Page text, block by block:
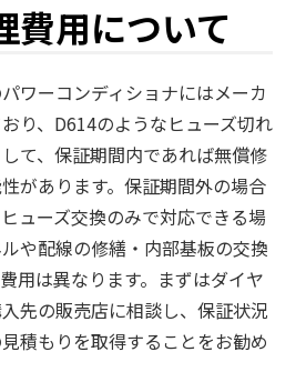
費用について
ワーコンディショナにはメーカ
り、D614のようなヒューズ切れ
て、保証期間内であれば無償修
があります。保証期間外の場合
ューズ交換のみで対応できる場
や配線の修繕・内部基板の交換
用は異なります。まずはダイヤ
先の販売店に相談し、保証状況
積もりを取得することをお勧め